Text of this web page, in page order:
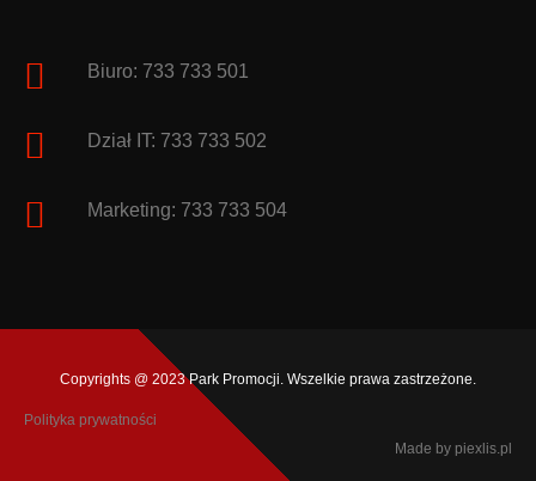
Biuro: 733 733 501
Dział IT: 733 733 502
Marketing: 733 733 504
Copyrights @ 2023 Park Promocji. Wszelkie prawa zastrzeżone.
Polityka prywatności
Made by piexlis.pl